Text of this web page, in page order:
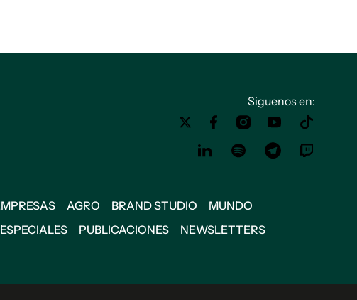
Siguenos en:
AGRO BRAND STUDIO
MUNDO
PUBLICACIONES
NEWSLETTERS